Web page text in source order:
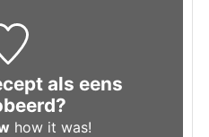
als eens
how it was!